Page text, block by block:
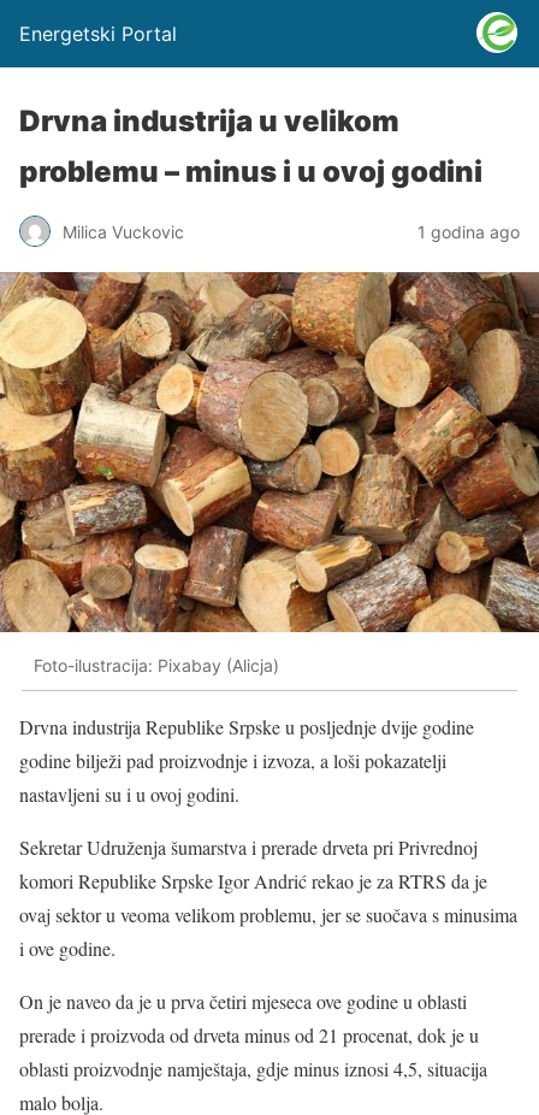
Energetski Portal
Drvna industrija u velikom
problemu – minus i u ovoj godini
Milica Vuckovic 1 godina ago
Foto-ilustracija: Pixabay (Alicja)
Drvna industrija Republike Srpske u posljednje dvije godine
godine bilježi pad proizvodnje i izvoza, a loši pokazatelji
nastavljeni su i u ovoj godini.
Sekretar Udruženja šumarstva i prerade drveta pri Privrednoj
komori Republike Srpske Igor Andrić rekao je za RTRS da je
ovaj sektor u veoma velikom problemu, jer se suočava s minusima
i ove godine.
On je naveo da je u prva četiri mjeseca ove godine u oblasti
prerade i proizvoda od drveta minus od 21 procenat, dok je u
oblasti proizvodnje namještaja, gdje minus iznosi 4,5, situacija
malo bolja.